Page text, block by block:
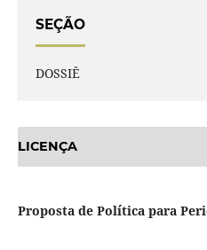
SEÇÃO
DOSSIÊ
LICENÇA
Proposta de Política para